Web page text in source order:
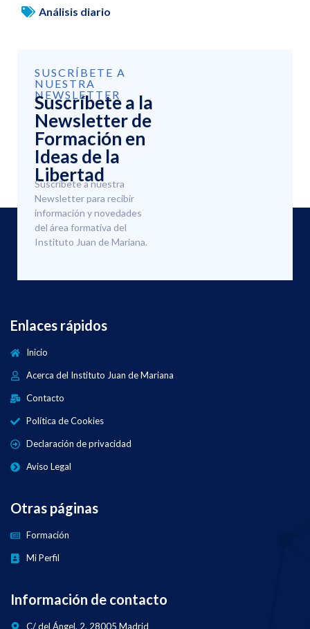
Análisis diario
SUSCRÍBETE A
NUESTRA
NEWSLETTER
Suscríbete a la
Newsletter de
Formación en
Ideas de la
Libertad
Suscríbete a nuestra
Newsletter para recibir
información y novedades
del área formativa del
Instituto Juan de Mariana.
Enlaces rápidos
Inicio
Acerca del Instituto Juan de Mariana
Contacto
Política de Cookies
Declaración de privacidad
Aviso Legal
Otras páginas
Formación
Mi Perfil
Información de contacto
C/ del Ángel, 2, 28005 Madrid